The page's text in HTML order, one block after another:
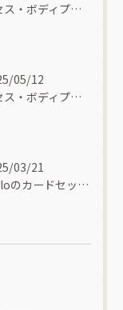
アクセス・ボディプロセス
05/12
アクセス・ボディプロセス
03/21
【meloのカードセッション】